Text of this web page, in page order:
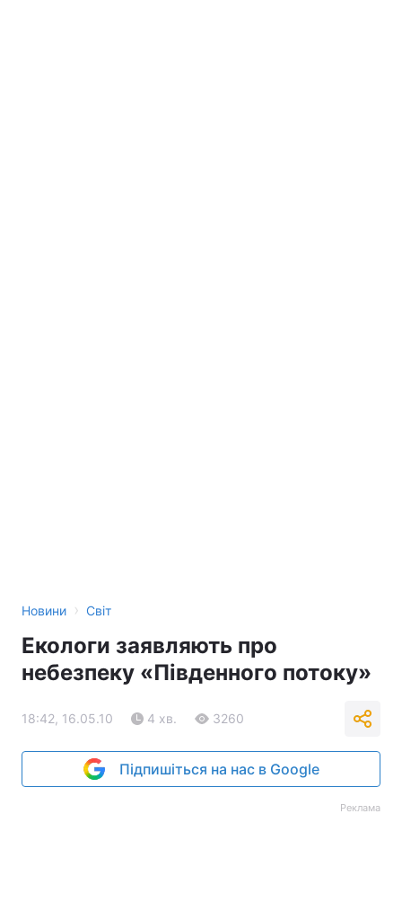
Новини › Світ
Екологи заявляють про
небезпеку «Південного потоку»
18:42, 16.05.10 4 хв. 3260
Підпишіться на нас в Google
Реклама